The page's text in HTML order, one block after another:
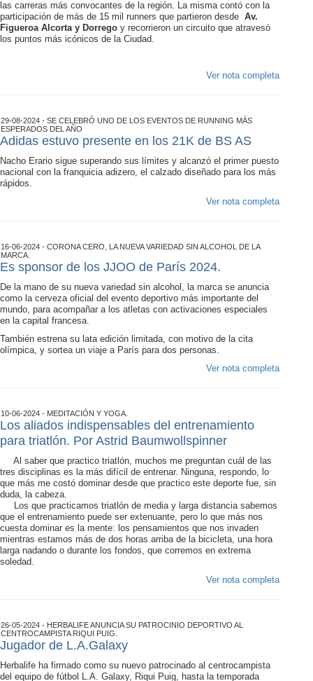
las carreras más convocantes de la región. La misma contó con la
participación de más de 15 mil runners que partieron desde Av.
Figueroa Alcorta y Dorrego y recorrieron un circuito que atravesó
los puntos más icónicos de la Ciudad.
Ver nota completa
29-08-2024 - SE CELEBRÓ UNO DE LOS EVENTOS DE RUNNING MÁS
ESPERADOS DEL AÑO
Adidas estuvo presente en los 21K de BS AS
Nacho Erario sigue superando sus límites y alcanzó el primer puesto
nacional con la franquicia adizero, el calzado diseñado para los más
rápidos.
Ver nota completa
16-06-2024 - CORONA CERO, LA NUEVA VARIEDAD SIN ALCOHOL DE LA
MARCA.
Es sponsor de los JJOO de París 2024.
De la mano de su nueva variedad sin alcohol, la marca se anuncia
como la cerveza oficial del evento deportivo más importante del
mundo, para acompañar a los atletas con activaciones especiales
en la capital francesa.
También estrena su lata edición limitada, con motivo de la cita
olímpica, y sortea un viaje a París para dos personas.
Ver nota completa
10-06-2024 - MEDITACIÓN Y YOGA.
Los aliados indispensables del entrenamiento
para triatlón. Por Astrid Baumwollspinner
Al saber que practico triatlón, muchos me preguntan cuál de las
tres disciplinas es la más difícil de entrenar. Ninguna, respondo, lo
que más me costó dominar desde que practico este deporte fue, sin
duda, la cabeza.
Los que practicamos triatlón de media y larga distancia sabemos
que el entrenamiento puede ser extenuante, pero lo que más nos
cuesta dominar es la mente: los pensamientos que nos invaden
mientras estamos más de dos horas arriba de la bicicleta, una hora
larga nadando o durante los fondos, que corremos en extrema
soledad.
Ver nota completa
26-05-2024 - HERBALIFE ANUNCIA SU PATROCINIO DEPORTIVO AL
CENTROCAMPISTA RIQUI PUIG.
Jugador de L.A.Galaxy
Herbalife ha firmado como su nuevo patrocinado al centrocampista
del equipo de fútbol L.A. Galaxy, Riqui Puig, hasta la temporada